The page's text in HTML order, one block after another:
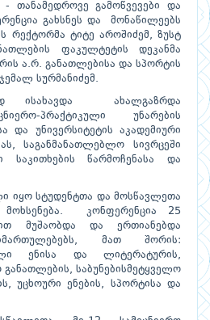
თანამედროვე გამოწვევები და
გახსნეს და მონაწილეებს
რექტორმა ტიტე აროშიძემ, ზუსტ
ფაკულტეტის დეკანმა
ა.რ. განათლებისა და სპორტის
სურმანიძემ.
ისახავდა ახალგაზრდა
პრაქტიკული უნარების
და უნივერსიტეტის აკადემიური
საგანმანათლებლო სივრცეში
საკითხების წარმოჩენასა და
იყო სტუდენტთა და მოსწავლეთა
კონფერენცია 25
მუშაობდა და ერთიანებდა
მათ შორის:
ენისა და ლიტერატურის,
საბუნებისმეტყველო
უცხოური ენების, სპორტისა და